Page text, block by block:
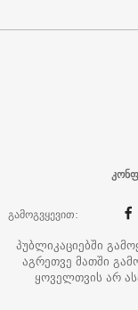
გამოგვყევით:
პუბლიკაციებში
აგრეთვე მათში
ყოველთვის არ